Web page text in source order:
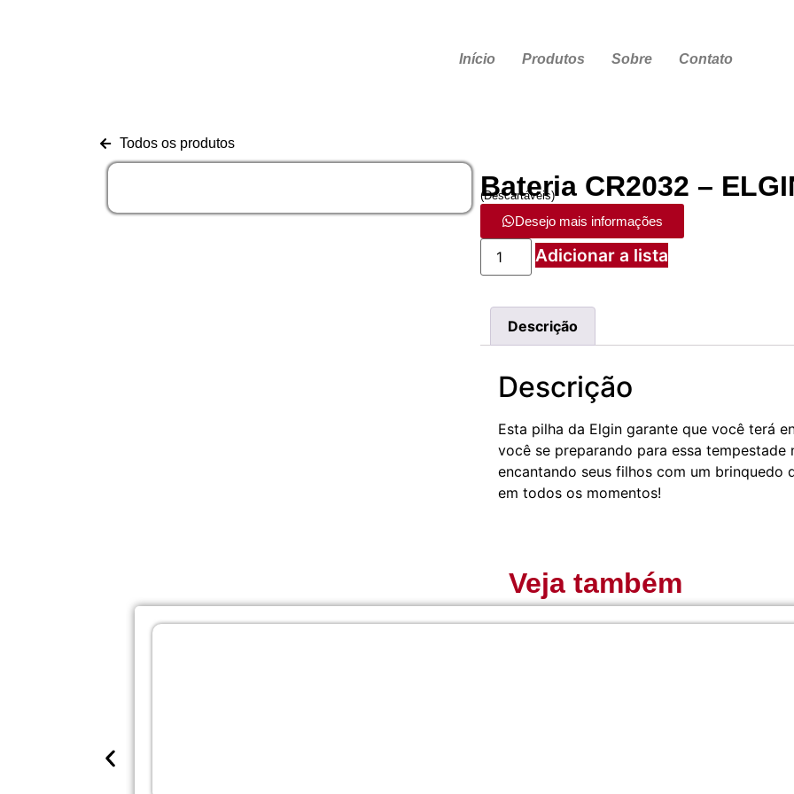
Início Produtos Sobre Contato
Todos os produtos
Bateria CR2032 –
(Descartáveis)
Desejo mais informações
Adicionar a lista
Descrição
Descrição
Esta pilha da Elgin garante que você terá
você se preparando para essa
encantando seus filhos com um brinquedo
em todos os momentos!
Veja também